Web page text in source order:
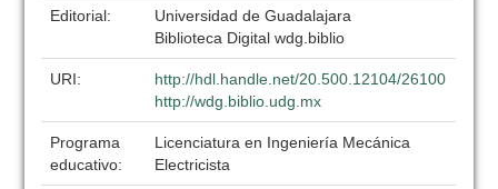
Editorial:
Universidad de Guadalajara
Biblioteca Digital wdg.biblio
URI:
http://hdl.handle.net/20.500.12104/26100
http://wdg.biblio.udg.mx
Programa
educativo:
Licenciatura en Ingeniería Mecánica
Electricista